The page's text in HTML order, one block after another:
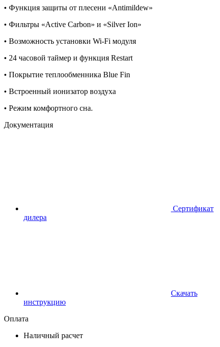
• Функция защиты от плесени «Antimildew»
• Фильтры «Active Carbon» и «Silver Ion»
• Возможность установки Wi-Fi модуля
• 24 часовой таймер и функция Restart
• Покрытие теплообменника Blue Fin
• Встроенный ионизатор воздуха
• Режим комфортного сна.
Документация
Сертификат
дилера
Скачать
инструкцию
Оплата
Наличный расчет